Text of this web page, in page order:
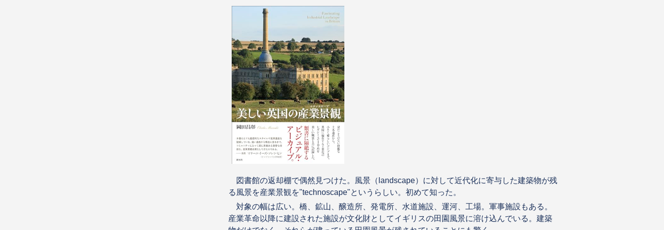
図書館の返却棚で偶然見つけた。風景（landscape）に対して近代化に寄与した建築物が残
る風景を産業景観を"technoscape"というらしい。初めて知った。
対象の幅は広い。橋、鉱山、醸造所、発電所、水道施設、運河、工場。軍事施設もある。
産業革命以降に建設された施設が文化財としてイギリスの田園風景に溶け込んでいる。建築